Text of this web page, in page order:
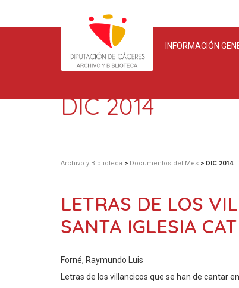
INFORMACIÓN
DIC 2014
Archivo y Biblioteca > Documentos del Mes > DIC 2014
LETRAS DE LOS
SANTA IGLESIA
Forné, Raymundo Luis
Letras de los villancicos que se han de cantar